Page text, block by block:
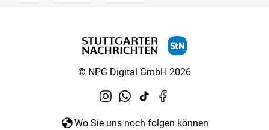
© NPG Digital GmbH 2026
Wo Sie uns noch folgen können